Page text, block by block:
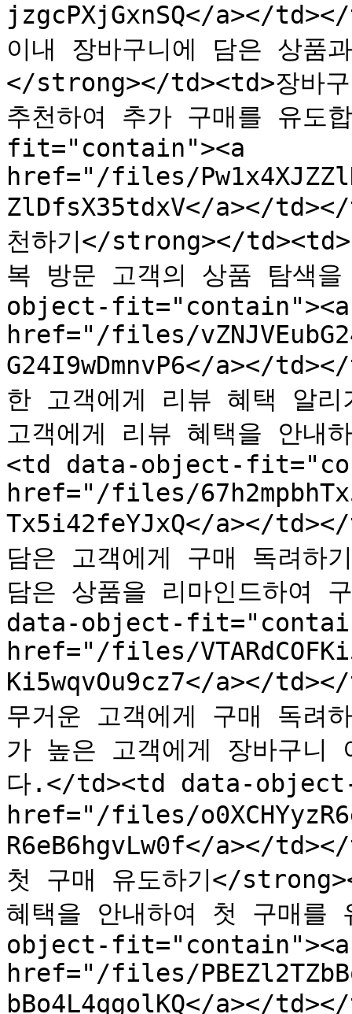
jzgcPXjGxnSQ</a></
이내 장바구니에 담은 상품
</strong></td><td>장바구
추천하여 추가 구매를 유
fit="contain"><a
href="/files/
ZlDfsX35tdxV</a></
천하기</strong></td><td>
복 방문 고객의 상품 탐색
object-fit="contain"><a
href="/files/
G24I9wDmnvP6</a></
한 고객에게 리뷰 혜택 알
고객에게 리뷰 혜택을 안내
<td data-object-
href="/files/
Tx5i42feYJxQ</a></
담은 고객에게 구매 독려
담은 상품을 리마인드하여
data-object-
href="/files/
Ki5wqvOu9cz7</a></
무거운 고객에게 구매 독
가 높은 고객에게 장바구니
다.</td><td data-
href="/files/
R6eB6hgvLw0f</a></
첫 구매 유도하기</
혜택을 안내하여 첫 구매
object-fit="contain"><a
href="/files/
bBo4L4qgolKQ</a></